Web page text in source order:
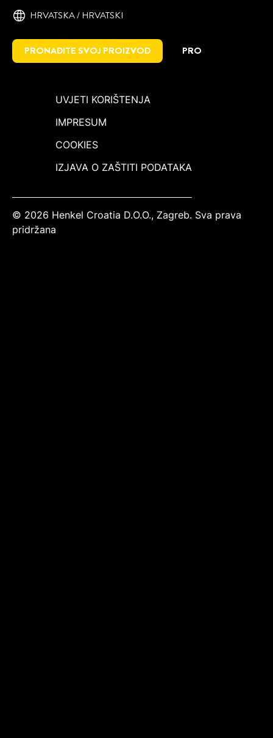
HRVATSKA / HRVATSKI
PRONAĐITE SVOJ PROIZVOD PRO
UVJETI KORIŠTENJA
IMPRESUM
COOKIES
IZJAVA O ZAŠTITI PODATAKA
© 2026 Henkel Croatia D.O.O., Zagreb. Sva prava
pridržana